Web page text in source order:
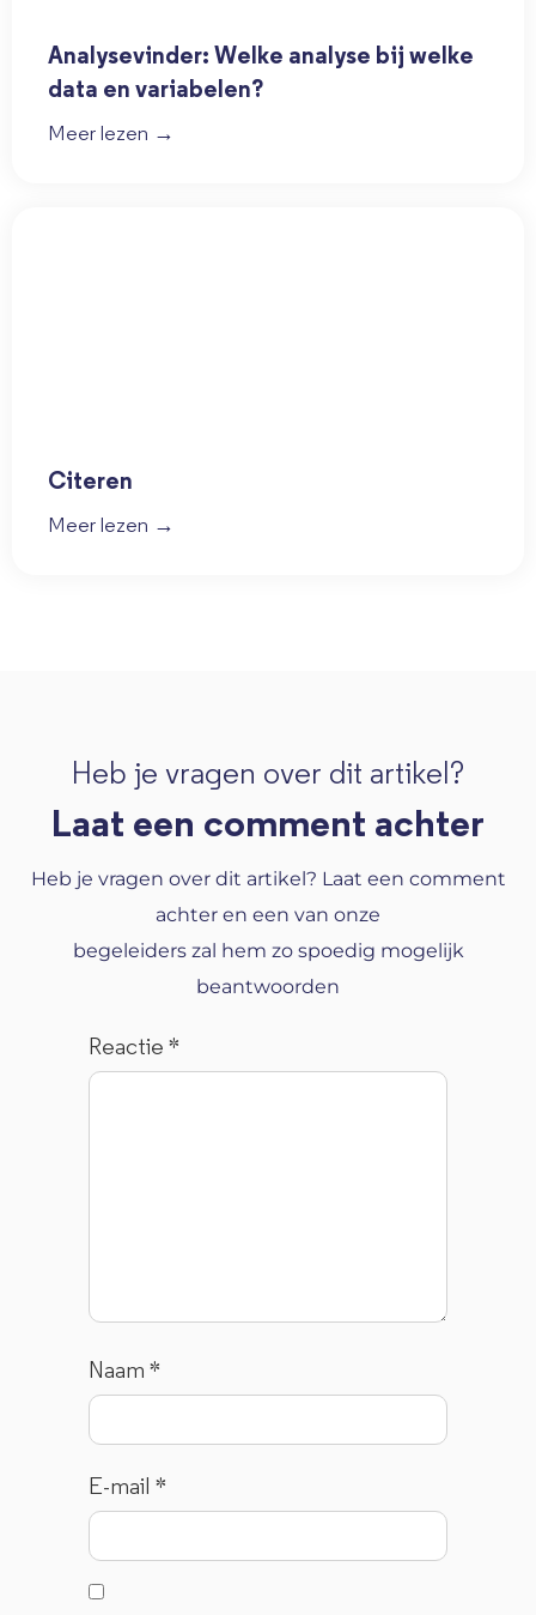
Analysevinder: Welke analyse bij welke
data en variabelen?
Meer lezen →
Citeren
Meer lezen →
Heb je vragen over dit artikel?
Laat een comment achter
Heb je vragen over dit artikel? Laat een comment
achter en een van onze
begeleiders zal hem zo spoedig mogelijk
beantwoorden
Reactie*
Naam*
E-mail*